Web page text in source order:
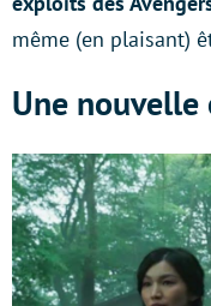
même (en plaisant)
Une nouvelle